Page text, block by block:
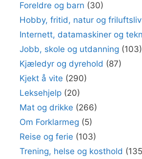
Foreldre og barn (30)
Hobby, fritid, natur og friluftsliv
Internett, datamaskiner og
Jobb, skole og utdanning (103)
Kjæledyr og dyrehold (87)
Kjekt å vite (290)
Leksehjelp (20)
Mat og drikke (266)
Om Forklarmeg (5)
Reise og ferie (103)
Trening, helse og kosthold